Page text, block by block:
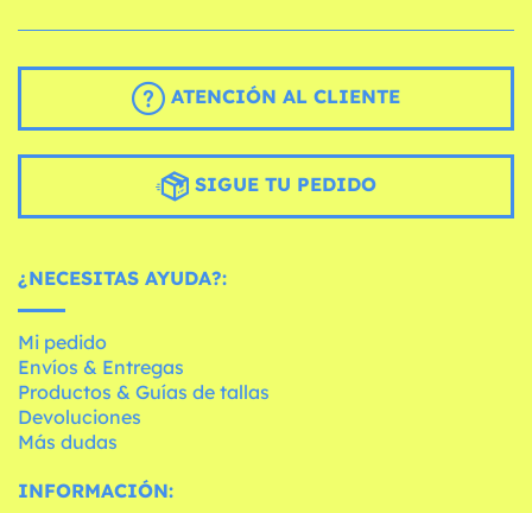
ATENCIÓN AL CLIENTE
SIGUE TU PEDIDO
¿NECESITAS AYUDA?:
Mi pedido
Envíos & Entregas
Productos & Guías de tallas
Devoluciones
Más dudas
INFORMACIÓN: